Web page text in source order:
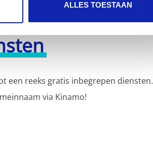
ALLES TOESTAAN
een reeks gratis inbegrepen diensten.
via Kinamo!